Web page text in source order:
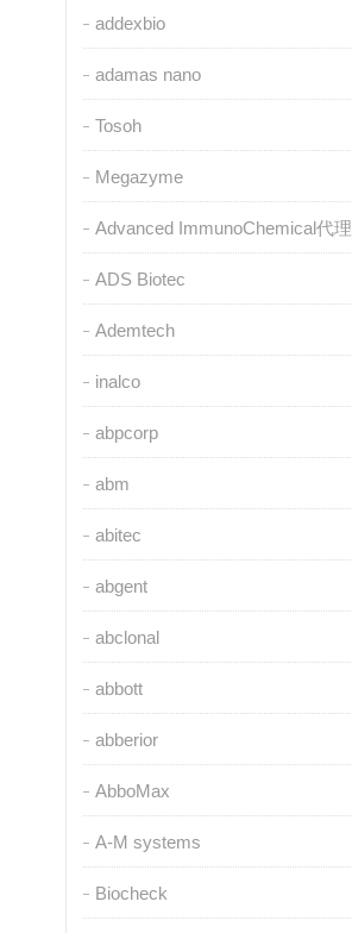
addexbio
adamas nano
Tosoh
Megazyme
Advanced ImmunoChemical代理
ADS Biotec
Ademtech
inalco
abpcorp
abm
abitec
abgent
abclonal
abbott
abberior
AbboMax
A-M systems
Biocheck